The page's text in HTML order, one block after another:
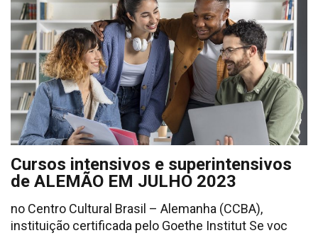
Cursos intensivos e superintensivos
de ALEMÃO EM JULHO 2023
no Centro Cultural Brasil – Alemanha (CCBA),
instituição certificada pelo Goethe Institut Se voc